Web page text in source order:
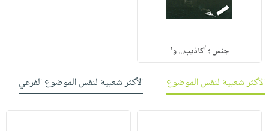
جنس ؛ أكاذيب... و'
الأكثر شعبية لنفس الموضوع الأكثر شعبية لنفس الموضوع الفرعي